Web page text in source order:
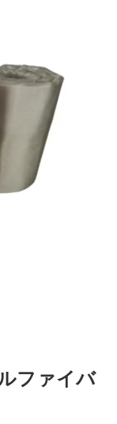
ファイバ